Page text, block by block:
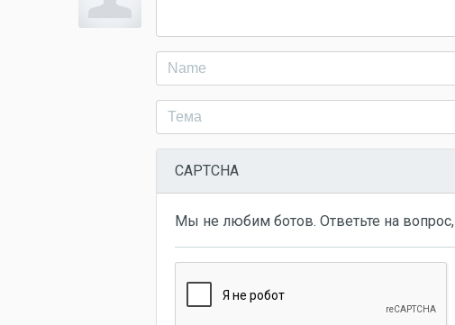
CAPTCHA
Мы не любим ботов. Ответьте на вопрос,